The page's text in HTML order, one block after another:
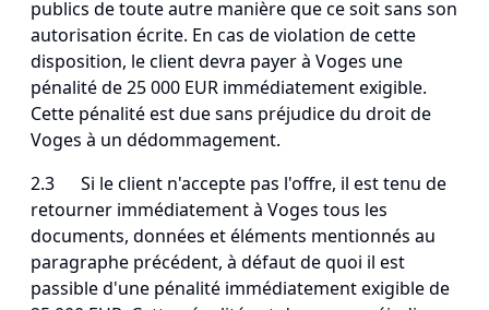
publics de toute autre manière que ce soit sans son
autorisation écrite. En cas de violation de cette
disposition, le client devra payer à Voges une
pénalité de 25 000 EUR immédiatement exigible.
Cette pénalité est due sans préjudice du droit de
Voges à un dédommagement.
2.3 Si le client n'accepte pas l'offre, il est tenu de
retourner immédiatement à Voges tous les
documents, données et éléments mentionnés au
paragraphe précédent, à défaut de quoi il est
passible d'une pénalité immédiatement exigible de